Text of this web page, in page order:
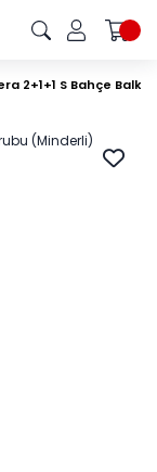
2+1+1 S Bahçe